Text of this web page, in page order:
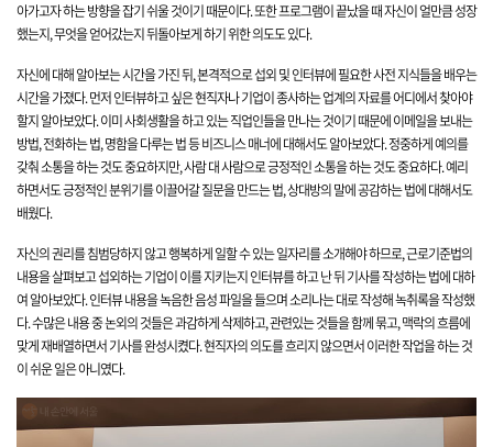
아가고자 하는 방향을 잡기 쉬울 것이기 때문이다. 또한프로그램이 끝났을 때 자신이 얼만큼 성장
했는지, 무엇을 얻어갔는지 뒤돌아보게 하기 위한 의도도 있다.
자신에 대해 알아보는 시간을 가진 뒤, 본격적으로 섭외 및 인터뷰에 필요한 사전 지식들을 배우는
시간을 가졌다. 먼저 인터뷰하고 싶은 현직자나 기업이 종사하는 업계의 자료를 어디에서 찾아야
할지 알아보았다. 이미 사회생활을 하고 있는 직업인들을 만나는 것이기 때문에 이메일을 보내는
방법, 전화하는 법, 명함을 다루는 법 등 비즈니스 매너에 대해서도 알아보았다.정중하게 예의를
갖춰 소통을 하는 것도 중요하지만, 사람대 사람으로 긍정적인 소통을 하는 것도 중요하다.예리
하면서도 긍정적인 분위기를 이끌어갈 질문을 만드는 법, 상대방의 말에 공감하는 법에 대해서도
배웠다.
자신의 권리를 침범당하지 않고 행복하게 일할 수 있는 일자리를 소개해야 하므로, 근로기준법의
내용을 살펴보고 섭외하는 기업이 이를 지키는지인터뷰를 하고 난 뒤 기사를 작성하는 법에 대하
여 알아보았다. 인터뷰 내용을 녹음한 음성 파일을 들으며 소리나는 대로 작성해 녹취록을 작성했
다. 수많은 내용 중 논외의 것들은 과감하게 삭제하고, 관련있는 것들을 함께 묶고, 맥락의 흐름에
맞게 재배열하면서 기사를 완성시켰다. 현직자의 의도를 흐리지 않으면서 이러한 작업을 하는 것
이 쉬운 일은 아니였다.